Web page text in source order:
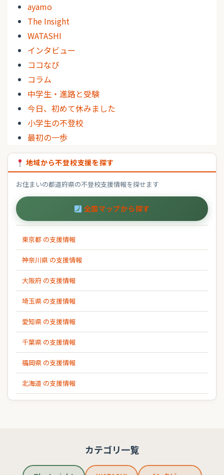
ayamo
The Insight
WATASHI
インタビュー
ココなび
コラム
中学生・進路と受験
今日、初めて休みました
小学生の不登校
最初の一歩
地域から不登校支援を探す
お住まいの都道府県の不登校支援情報を探せます
全国マップから探す
東京都 の支援情報
神奈川県 の支援情報
大阪府 の支援情報
埼玉県 の支援情報
愛知県 の支援情報
千葉県 の支援情報
福岡県 の支援情報
北海道 の支援情報
カテゴリ一覧